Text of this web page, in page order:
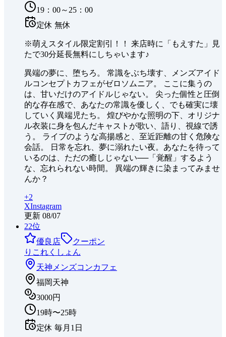
19：00～25：00
定休 無休
※萌えスタイル限定割引！！ 来店時に「もえすた」見
たで30分延長無料にしちゃいます♪
異端の夢に、堕ちろ。 常識をぶち壊す、メンズアイド
ルコンセプトカフェがゼロソムニア。 ここに集うの
は、甘いだけのアイドルじゃない。 尖った個性と圧倒
的な存在感で、あなたの常識を優しく、でも確実に壊
していく異端児たち。 煌びやかな照明の下、オリジナ
ル衣装に身を包んだキャストが歌い、語り、視線で誘
う。 ライブのような高揚感と、至近距離の甘く危険な
会話。 日常を忘れ、夢に溺れたい夜。あなたを待って
いるのは、ただの癒しじゃない──「覚醒」するよう
な、忘れられない時間。 異端の輝きに染まってみませ
んか？
+2
XInstagram
更新 08/07
22位
優良店
クーポン
りこれくしょん
天神 メンズコンカフェ
福岡天神
3000円
19時〜25時
定休 毎月1日